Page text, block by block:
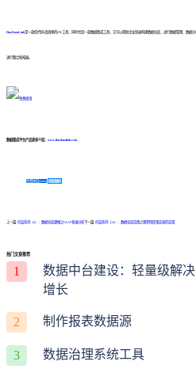
FineDataLink 是一款低代码/高效率的ETL工具，同时也是一款数据集成工具，它可以帮助企业快速构建数据仓库，进行数据管理、数据
进行整合和拓展。
数据集成平台产品更多介绍： www.finedatalink.com
免费体验Demo 咨询方案
上一篇: 扫盲系列（8）：数据仓库建模之OLAP多维分析下一篇: 扫盲系列（10）：数据仓库实践之累积快照事实表的实现
热门文章推荐
1
数据中台建设：轻量级解
增长
2 制作报表数据源
3 数据治理系统工具